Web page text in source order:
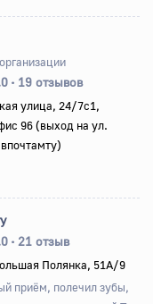
• 19 отзывов
улица, 24/7с1,
96 (выход на ул.
• 21 отзыв
Полянка, 51А/9
приём, полечил зубы,